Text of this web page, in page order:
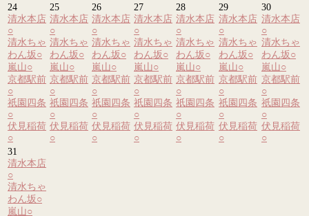
24
清水本店
○
清水ちゃ
わん坂○
嵐山○
京都駅前
○
祇園四条
○
伏見稲荷
○
25
清水本店
○
清水ちゃ
わん坂○
嵐山○
京都駅前
○
祇園四条
○
伏見稲荷
○
26
清水本店
○
清水ちゃ
わん坂○
嵐山○
京都駅前
○
祇園四条
○
伏見稲荷
○
27
清水本店
○
清水ちゃ
わん坂○
嵐山○
京都駅前
○
祇園四条
○
伏見稲荷
○
28
清水本店
○
清水ちゃ
わん坂○
嵐山○
京都駅前
○
祇園四条
○
伏見稲荷
○
29
清水本店
○
清水ちゃ
わん坂○
嵐山○
京都駅前
○
祇園四条
○
伏見稲荷
○
30
清水本店
○
清水ちゃ
わん坂○
嵐山○
京都駅前
○
祇園四条
○
伏見稲荷
○
31
清水本店
○
清水ちゃ
わん坂○
嵐山○